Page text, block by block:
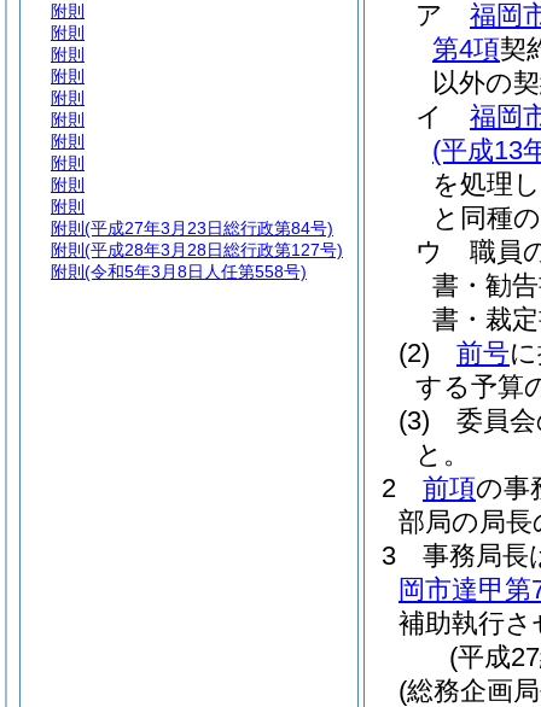
ア
福岡
第4項契
以外の
イ
福岡
(平成13
を処理
と同種
ウ
職員
書・勧
書・裁
(2)
前号
する予算
(3)
委員
と。
2
前項の事
部局の局
3
事務局長
岡市達甲第
補助執行
(平成
(総務企画
附則
附則
附則
附則
附則
附則
附則
附則
附則
附則
附則 (平成27年3月23日総行政第84号)
附則 (平成28年3月28日総行政第127号)
附則 (令和5年3月8日人任第558号)